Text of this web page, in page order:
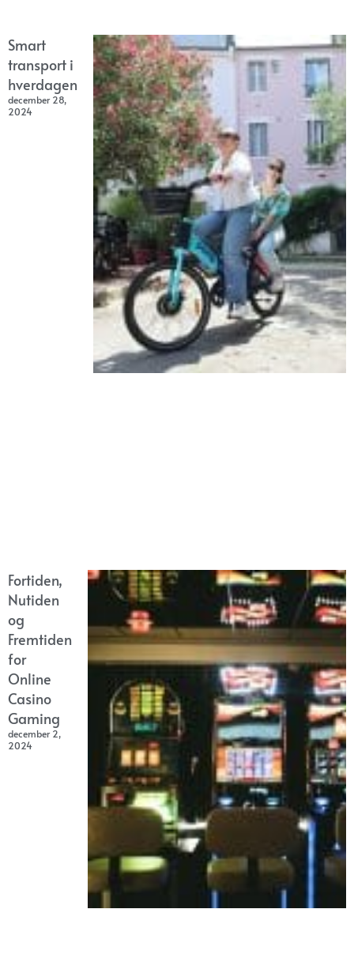
Smart
transport i
hverdagen
december 28,
2024
Fortiden,
Nutiden
og
Fremtiden
for
Online
Casino
Gaming
december 2,
2024